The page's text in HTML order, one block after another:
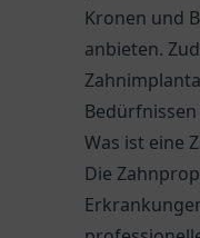
Kronen und
anbieten.
Was ist eine
Die